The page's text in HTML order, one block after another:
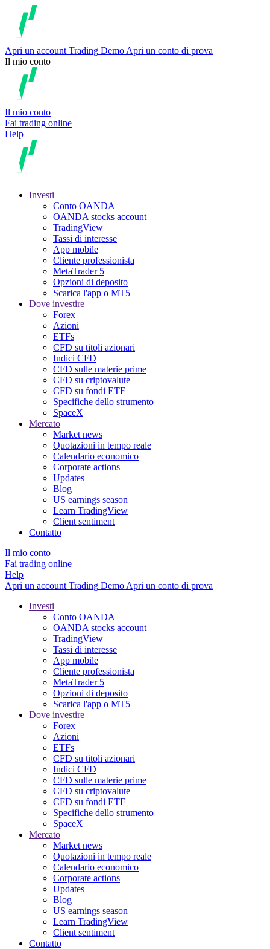
Apri un account Trading Demo Apri un conto di prova
Il mio conto
Il mio conto
Fai trading online
Help
Investi
Conto OANDA
OANDA stocks account
TradingView
Tassi di interesse
App mobile
Cliente professionista
MetaTrader 5
Opzioni di deposito
Scarica l'app o MT5
Dove investire
Forex
Azioni
ETFs
CFD su titoli azionari
Indici CFD
CFD sulle materie prime
CFD su criptovalute
CFD su fondi ETF
Specifiche dello strumento
SpaceX
Mercato
Market news
Quotazioni in tempo reale
Calendario economico
Corporate actions
Updates
Blog
US earnings season
Learn TradingView
Client sentiment
Contatto
Il mio conto
Fai trading online
Help
Apri un account Trading Demo Apri un conto di prova
Investi
Conto OANDA
OANDA stocks account
TradingView
Tassi di interesse
App mobile
Cliente professionista
MetaTrader 5
Opzioni di deposito
Scarica l'app o MT5
Dove investire
Forex
Azioni
ETFs
CFD su titoli azionari
Indici CFD
CFD sulle materie prime
CFD su criptovalute
CFD su fondi ETF
Specifiche dello strumento
SpaceX
Mercato
Market news
Quotazioni in tempo reale
Calendario economico
Corporate actions
Updates
Blog
US earnings season
Learn TradingView
Client sentiment
Contatto